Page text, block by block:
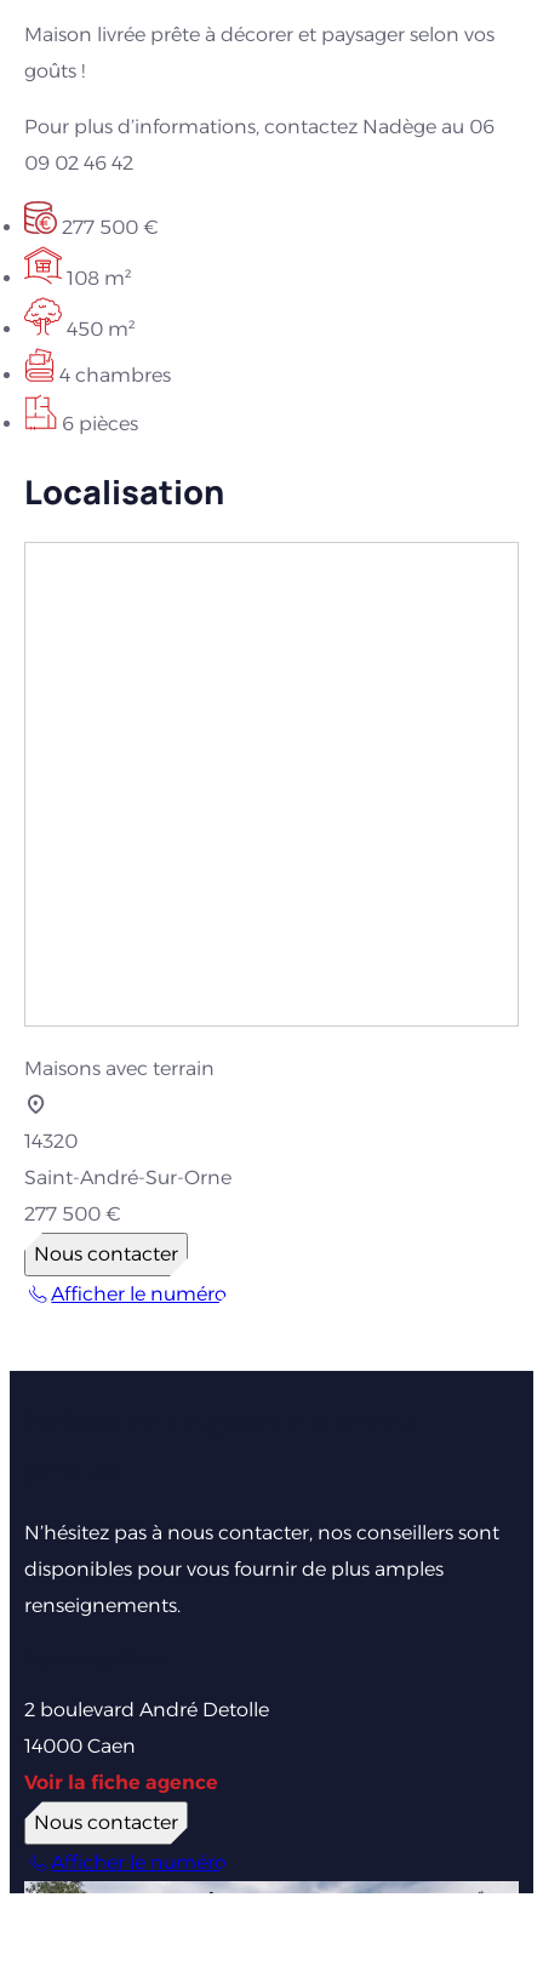
Maison livrée prête à décorer et paysager selon vos
goûts !
Pour plus d’informations, contactez Nadège au 06
09 02 46 42
277 500 €
108 m²
450 m²
4 chambres
6 pièces
Localisation
Maisons avec terrain
14320
Saint-André-Sur-Orne
277 500 €
Nous contacter
Afficher le numéro
N’hésitez pas à nous contacter, nos conseillers sont
disponibles pour vous fournir de plus amples
renseignements.
2 boulevard André Detolle
14000 Caen
Voir la fiche agence
Nous contacter
Afficher le numéro